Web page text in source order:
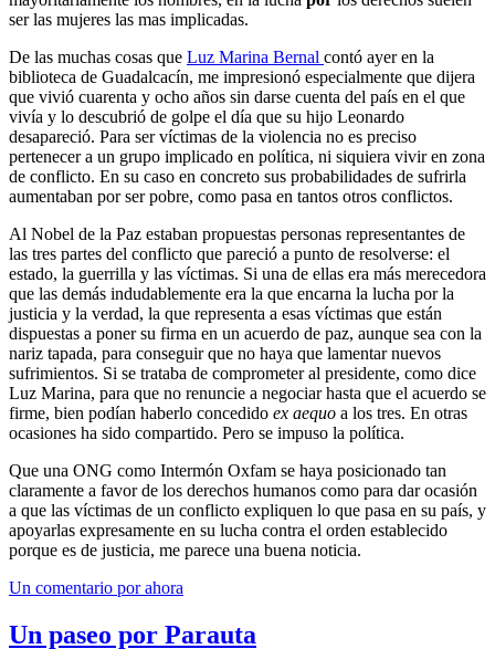
ser las mujeres las mas implicadas.
De las muchas cosas que Luz Marina Bernal contó ayer en la
biblioteca de Guadalcacín, me impresionó especialmente que dijera
que vivió cuarenta y ocho años sin darse cuenta del país en el que
vivía y lo descubrió de golpe el día que su hijo Leonardo
desapareció. Para ser víctimas de la violencia no es preciso
pertenecer a un grupo implicado en política, ni siquiera vivir en zona
de conflicto. En su caso en concreto sus probabilidades de sufrirla
aumentaban por ser pobre, como pasa en tantos otros conflictos.
Al Nobel de la Paz estaban propuestas personas representantes de
las tres partes del conflicto que pareció a punto de resolverse: el
estado, la guerrilla y las víctimas. Si una de ellas era más merecedora
que las demás indudablemente era la que encarna la lucha por la
justicia y la verdad, la que representa a esas víctimas que están
dispuestas a poner su firma en un acuerdo de paz, aunque sea con la
nariz tapada, para conseguir que no haya que lamentar nuevos
sufrimientos. Si se trataba de comprometer al presidente, como dice
Luz Marina, para que no renuncie a negociar hasta que el acuerdo se
firme, bien podían haberlo concedido ex aequo a los tres. En otras
ocasiones ha sido compartido. Pero se impuso la política.
Que una ONG como Intermón Oxfam se haya posicionado tan
claramente a favor de los derechos humanos como para dar ocasión
a que las víctimas de un conflicto expliquen lo que pasa en su país, y
apoyarlas expresamente en su lucha contra el orden establecido
porque es de justicia, me parece una buena noticia.
Un comentario por ahora
Un paseo por Parauta